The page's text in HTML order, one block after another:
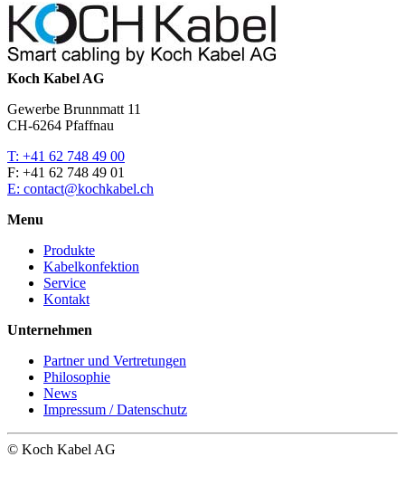
Koch Kabel AG
Gewerbe Brunnmatt 11
CH-6264 Pfaffnau
T: +41 62 748 49 00
F: +41 62 748 49 01
E: contact@kochkabel.ch
Menu
Produkte
Kabelkonfektion
Service
Kontakt
Unternehmen
Partner und Vertretungen
Philosophie
News
Impressum / Datenschutz
© Koch Kabel AG